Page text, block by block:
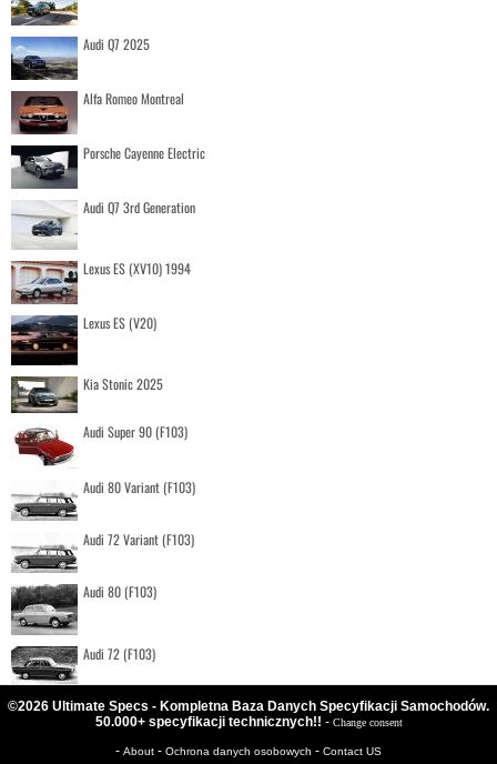
Audi Q7 2025
Alfa Romeo Montreal
Porsche Cayenne Electric
Audi Q7 3rd Generation
Lexus ES (XV10) 1994
Lexus ES (V20)
Kia Stonic 2025
Audi Super 90 (F103)
Audi 80 Variant (F103)
Audi 72 Variant (F103)
Audi 80 (F103)
Audi 72 (F103)
©2026 Ultimate Specs - Kompletna Baza Danych Specyfikacji Samochodów.
50.000+ specyfikacji technicznych!! - Change consent
- About - Ochrona danych osobowych - Contact US